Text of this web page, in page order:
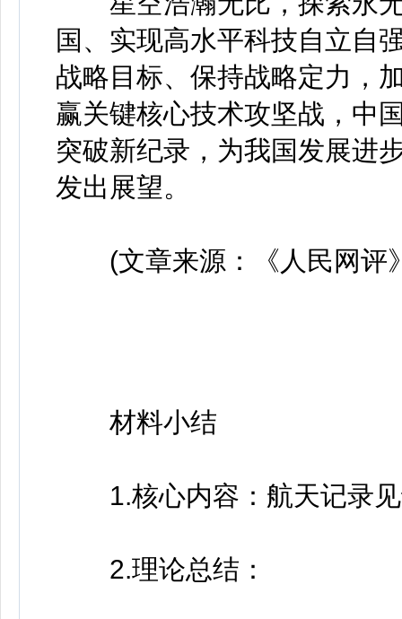
国、实现高水平科技自立自
战略目标、保持战略定力，
赢关键核心技术攻坚战，中
突破新纪录，为我国发展进
发出展望。
(文章来源：《人民网评
材料小结
1.核心内容：航天记录见
2.理论总结：